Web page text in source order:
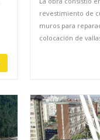
revestimiento de
muros para
colocación de